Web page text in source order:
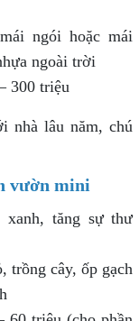
ngói hoặc mái
ngoài trời
300 triệu
nhà lâu năm, chú
vườn mini
xanh, tăng sự thư
trồng cây, ốp gạch